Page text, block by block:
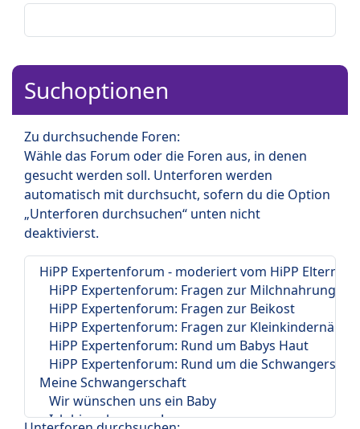
Suchoptionen
Zu durchsuchende Foren:
Wähle das Forum oder die Foren aus, in denen
gesucht werden soll. Unterforen werden
automatisch mit durchsucht, sofern du die Option
„Unterforen durchsuchen“ unten nicht
deaktivierst.